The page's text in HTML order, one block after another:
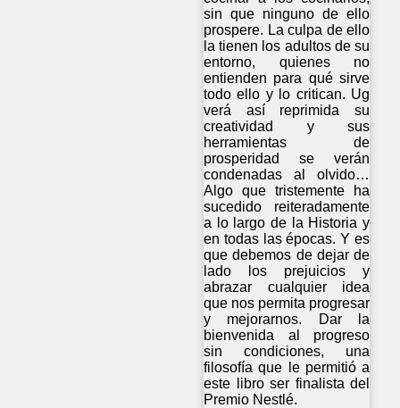
sin que ninguno de ello
prospere. La culpa de ello
la tienen los adultos de su
entorno, quienes no
entienden para qué sirve
todo ello y lo critican. Ug
verá así reprimida su
creatividad y sus
herramientas de
prosperidad se verán
condenadas al olvido…
Algo que tristemente ha
sucedido reiteradamente
a lo largo de la Historia y
en todas las épocas. Y es
que debemos de dejar de
lado los prejuicios y
abrazar cualquier idea
que nos permita progresar
y mejorarnos. Dar la
bienvenida al progreso
sin condiciones, una
filosofía que le permitió a
este libro ser finalista del
Premio Nestlé.